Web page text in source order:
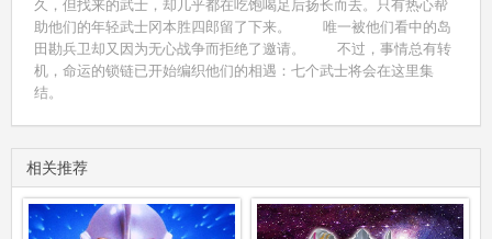
久，但找来的武士，却几乎都在吃饱喝足后扬长而去。只有热心帮
助他们的年轻武士冈本胜四郎留了下来。 唯一被他们看中的岛
田勘兵卫却又因为无心战争而拒绝了邀请。 不过，事情总有转
机，命运的锁链已开始编织他们的相遇：七个武士将会在这里集
结。
相关推荐